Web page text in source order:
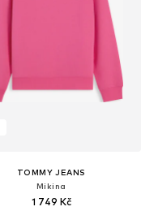
TOMMY JEANS
Mikina
1 749 Kč